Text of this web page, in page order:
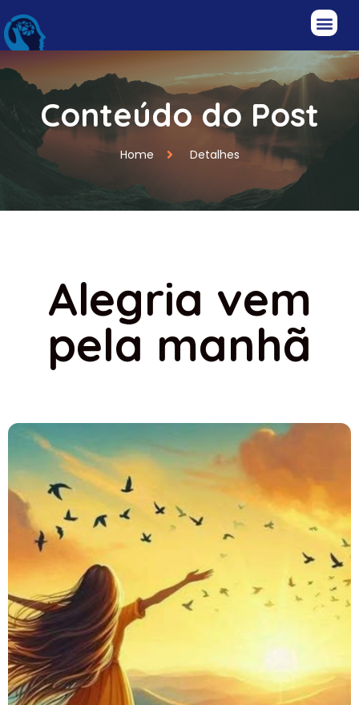
Conteúdo do Post
Home Detalhes
Alegria vem
pela manhã